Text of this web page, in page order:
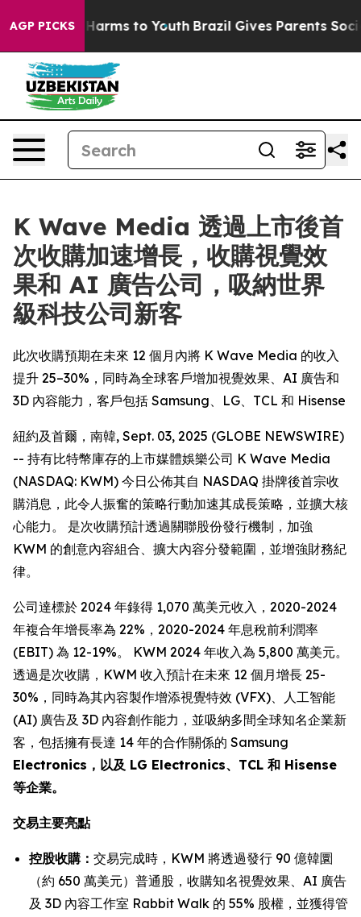
AGP PICKS
Abate Harms to Youth Brazil Gives Parents Social
K Wave Media 透過上市後首
次收購加速增長，收購視覺效
果和 AI 廣告公司，吸納世界
級科技公司新客
此次收購預期在未來 12 個月內將 K Wave Media 的收入
提升 25–30%，同時為全球客戶增加視覺效果、AI 廣告和
3D 內容能力，客戶包括 Samsung、LG、TCL 和 Hisense
紐約及首爾，南韓, Sept. 03, 2025 (GLOBE NEWSWIRE)
-- 持有比特幣庫存的上市媒體娛樂公司 K Wave Media
(NASDAQ: KWM) 今日公佈其自 NASDAQ 掛牌後首宗收
購消息，此令人振奮的策略行動加速其成長策略，並擴大核
心能力。 是次收購預計透過關聯股份發行機制，加強
KWM 的創意內容組合、擴大內容分發範圍，並增強財務紀
律。
公司達標於 2024 年錄得 1,070 萬美元收入，2020-2024
年複合年增長率為 22%，2020-2024 年息稅前利潤率
(EBIT) 為 12-19%。 KWM 2024 年收入為 5,800 萬美元。
透過是次收購，KWM 收入預計在未來 12 個月增長 25-
30%，同時為其內容製作增添視覺特效 (VFX)、人工智能
(AI) 廣告及 3D 內容創作能力，並吸納多間全球知名企業新
客，包括擁有長達 14 年的合作關係的 Samsung
Electronics，以及 LG Electronics、TCL 和 Hisense
等企業。
交易主要亮點
控股收購： 交易完成時，KWM 將透過發行 90 億韓圜
（約 650 萬美元）普通股，收購知名視覺效果、AI 廣告
及 3D 內容工作室 Rabbit Walk 的 55% 股權，並獲得管